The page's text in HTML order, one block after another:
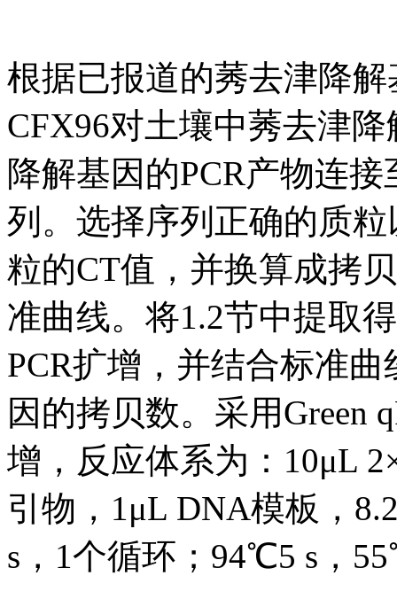
根据已报道的莠去津降
CFX96对土壤中莠去津
降解基因的PCR产物连
列。选择序列正确的质
粒的CT值，并换算成拷
准曲线。将1.2节中提取
PCR扩增，并结合标准
因的拷贝数。采用Green
增，反应体系为：10μL
引物，1μL DNA模板，
s，1个循环；94℃5 s，